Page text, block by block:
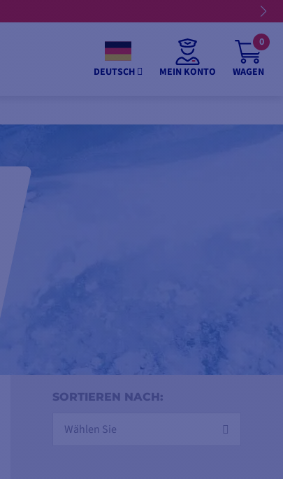
DEUTSCH MEIN KONTO WAGEN
0
SORTIEREN NACH:
Wählen Sie